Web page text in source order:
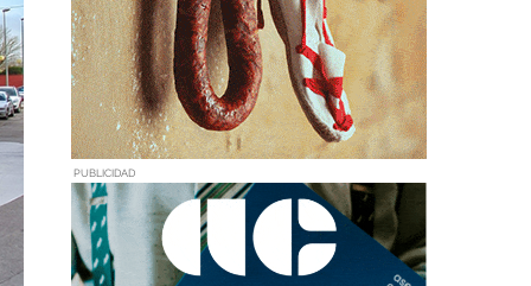
PUBLICIDAD